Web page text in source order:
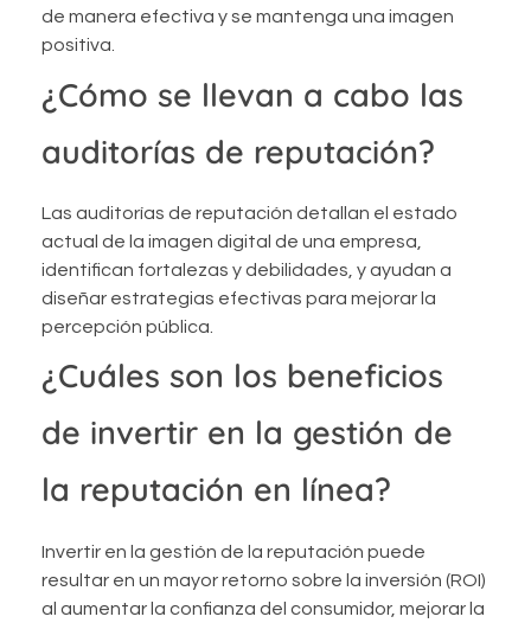
de manera efectiva y se mantenga una imagen
positiva.
¿Cómo se llevan a cabo las
auditorías de reputación?
Las auditorías de reputación detallan el estado
actual de la imagen digital de una empresa,
identifican fortalezas y debilidades, y ayudan a
diseñar estrategias efectivas para mejorar la
percepción pública.
¿Cuáles son los beneficios
de invertir en la gestión de
la reputación en línea?
Invertir en la gestión de la reputación puede
resultar en un mayor retorno sobre la inversión (ROI)
al aumentar la confianza del consumidor, mejorar la